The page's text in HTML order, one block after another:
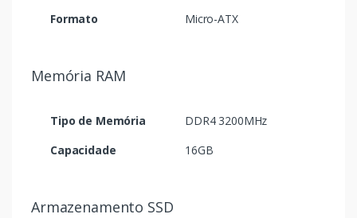
Formato
Micro-ATX
Memória RAM
Tipo de Memória
DDR4 3200MHz
Capacidade
16GB
Armazenamento SSD